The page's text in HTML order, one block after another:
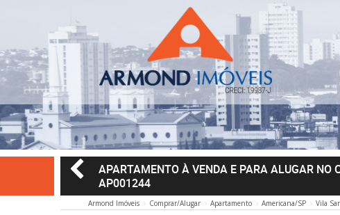
APARTAMENTO À VENDA E PARA ALUGAR
AP001244
Armond Imóveis Comprar/Alugar Apartamento Americana/SP Vila